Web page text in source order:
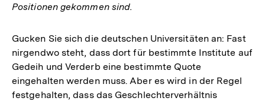
Positionen gekommen sind.
Gucken Sie sich die deutschen Universitäten an: Fast
nirgendwo steht, dass dort für bestimmte Institute auf
Gedeih und Verderb eine bestimmte Quote
eingehalten werden muss. Aber es wird in der Regel
festgehalten, dass das Geschlechterverhältnis